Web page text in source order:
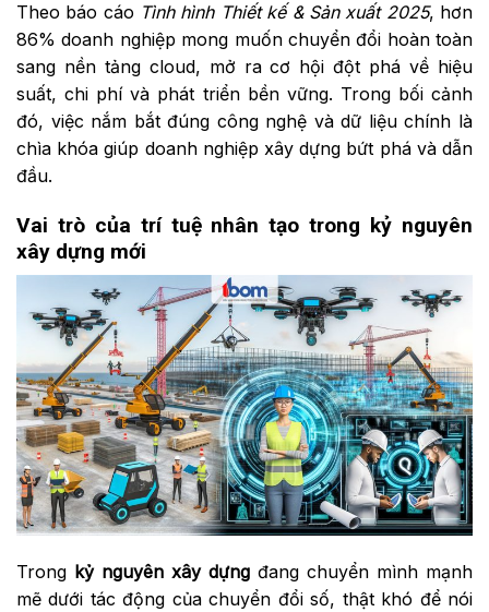
Theo báo cáo Tình hình Thiết kế & Sản xuất 2025, hơn
86% doanh nghiệp mong muốn chuyển đổi hoàn toàn
sang nền tảng cloud, mở ra cơ hội đột phá về hiệu
suất, chi phí và phát triển bền vững. Trong bối cảnh
đó, việc nắm bắt đúng công nghệ và dữ liệu chính là
chìa khóa giúp doanh nghiệp xây dựng bứt phá và dẫn
đầu.
Vai trò của trí tuệ nhân tạo trong kỷ nguyên
xây dựng mới
Trong kỷ nguyên xây dựng đang chuyển mình mạnh
mẽ dưới tác động của chuyển đổi số, thật khó để nói